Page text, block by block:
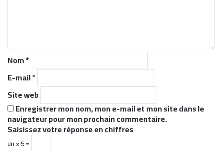
r
e
*
Nom*
E-mail*
Site web
Enregistrer mon nom, mon e-mail et mon site dans le
navigateur pour mon prochain commentaire.
Saisissez votre réponse en chiffres
un × 5 =